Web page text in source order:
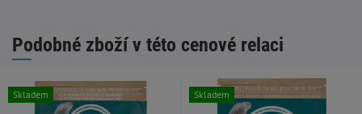
Podobné zboží v této cenové relaci
Skladem Skladem